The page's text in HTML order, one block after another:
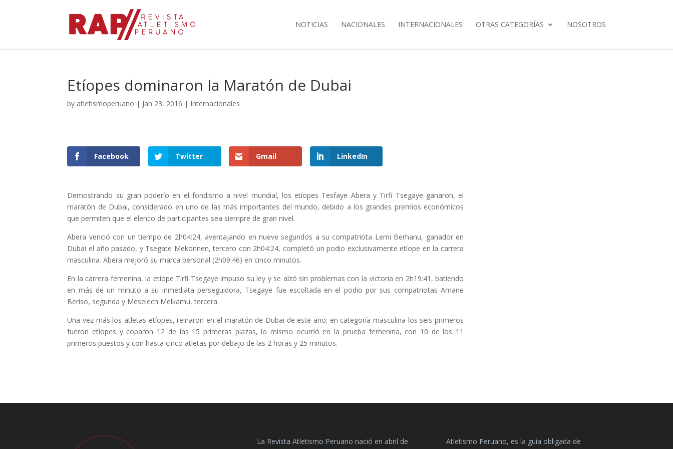
NOTICIAS NACIONALES INTERNACIONALES OTRAS CATEGORÍAS NOSOTROS
Etíopes dominaron la Maratón de Dubai
by atletismoperuano | Jan 23, 2016 | Internacionales
Facebook Twitter Gmail LinkedIn
Demostrando su gran poderío en el fondismo a nivel mundial, los etíopes Tesfaye Abera y Tirfi Tsegaye ganaron, el
maratón de Dubai, considerado en uno de las más importantes del mundo, debido a los grandes premios económicos
que permiten que el elenco de participantes sea siempre de gran nivel.
Abera venció con un tiempo de 2h04:24, aventajando en nueve segundos a su compatriota Lemi Berhanu, ganador en
Dubai el año pasado, y Tsegate Mekonnen, tercero con 2h04:24, completó un podio exclusivamente etíope en la carrera
masculina. Abera mejoró su marca personal (2h09:46) en cinco minutos.
En la carrera femenina, la etíope Tirfi Tsegaye impuso su ley y se alzó sin problemas con la victoria en 2h19:41, batiendo
en más de un minuto a su inmediata perseguidora, Tsegaye fue escoltada en el podio por sus compatriotas Amane
Beriso, segunda y Meselech Melkamu, tercera.
Una vez más los atletas etíopes, reinaron en el maratón de Dubai de este año; en categoría masculina los seis primeros
fueron etíopes y coparon 12 de las 15 primeras plazas, lo mismo ocurrió en la prueba femenina, con 10 de los 11
primeros puestos y con hasta cinco atletas por debajo de las 2 horas y 25 minutos.
La Revista Atletismo Peruano nació en abril de
Atletismo Peruano, es la guía obligada de